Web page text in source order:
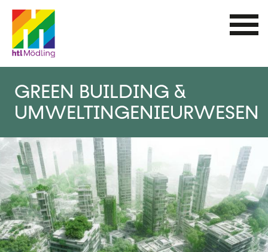
Direkt
zum
Inhalt
GREEN BUILDING &
UMWELTINGENIEURWESEN